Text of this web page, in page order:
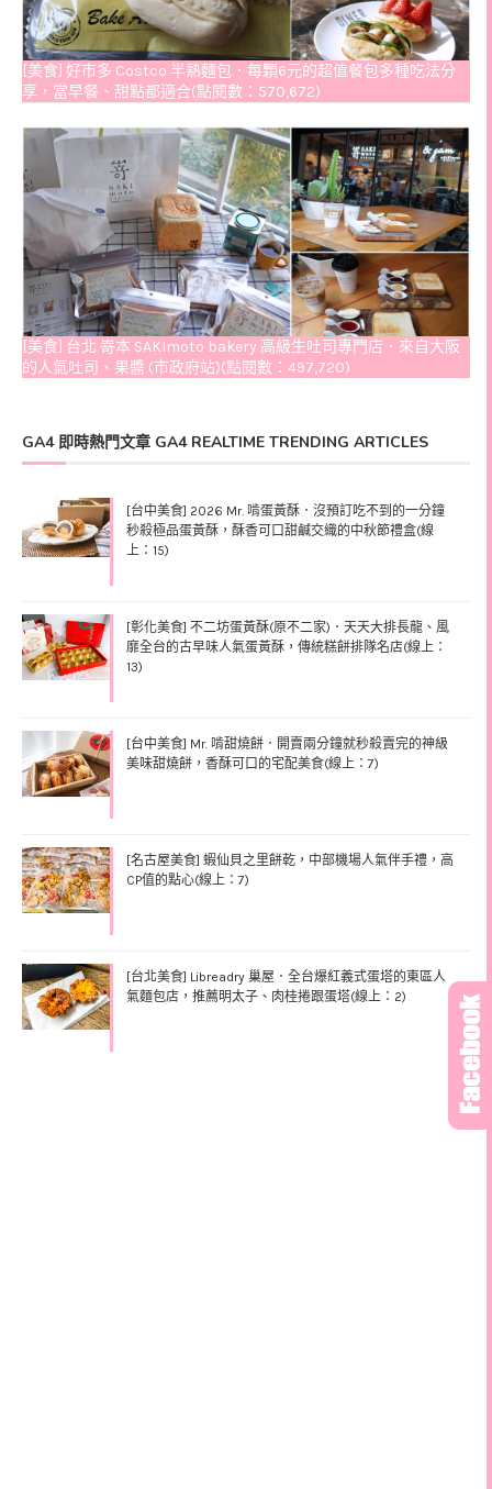
[美食] 好市多 Costco 半熟麵包．每顆6元的超值餐包多種吃法分
享，當早餐、甜點都適合(點閱數：570,672)
[美食] 台北 嵜本 SAKImoto bakery 高級生吐司專門店．來自大阪
的人氣吐司、果醬 (市政府站)(點閱數：497,720)
GA4 即時熱門文章 GA4 REALTIME TRENDING ARTICLES
[台中美食] 2026 Mr. 啃蛋黃酥．沒預訂吃不到的一分鐘
秒殺極品蛋黃酥，酥香可口甜鹹交織的中秋節禮盒(線
上：15)
[彰化美食] 不二坊蛋黃酥(原不二家)．天天大排長龍、風
靡全台的古早味人氣蛋黃酥，傳統糕餅排隊名店(線上：
13)
[台中美食] Mr. 啃甜燒餅．開賣兩分鐘就秒殺賣完的神級
美味甜燒餅，香酥可口的宅配美食(線上：7)
[名古屋美食] 蝦仙貝之里餅乾，中部機場人氣伴手禮，高
CP值的點心(線上：7)
[台北美食] Libreadry 巢屋．全台爆紅義式蛋塔的東區人
氣麵包店，推薦明太子、肉桂捲跟蛋塔(線上：2)